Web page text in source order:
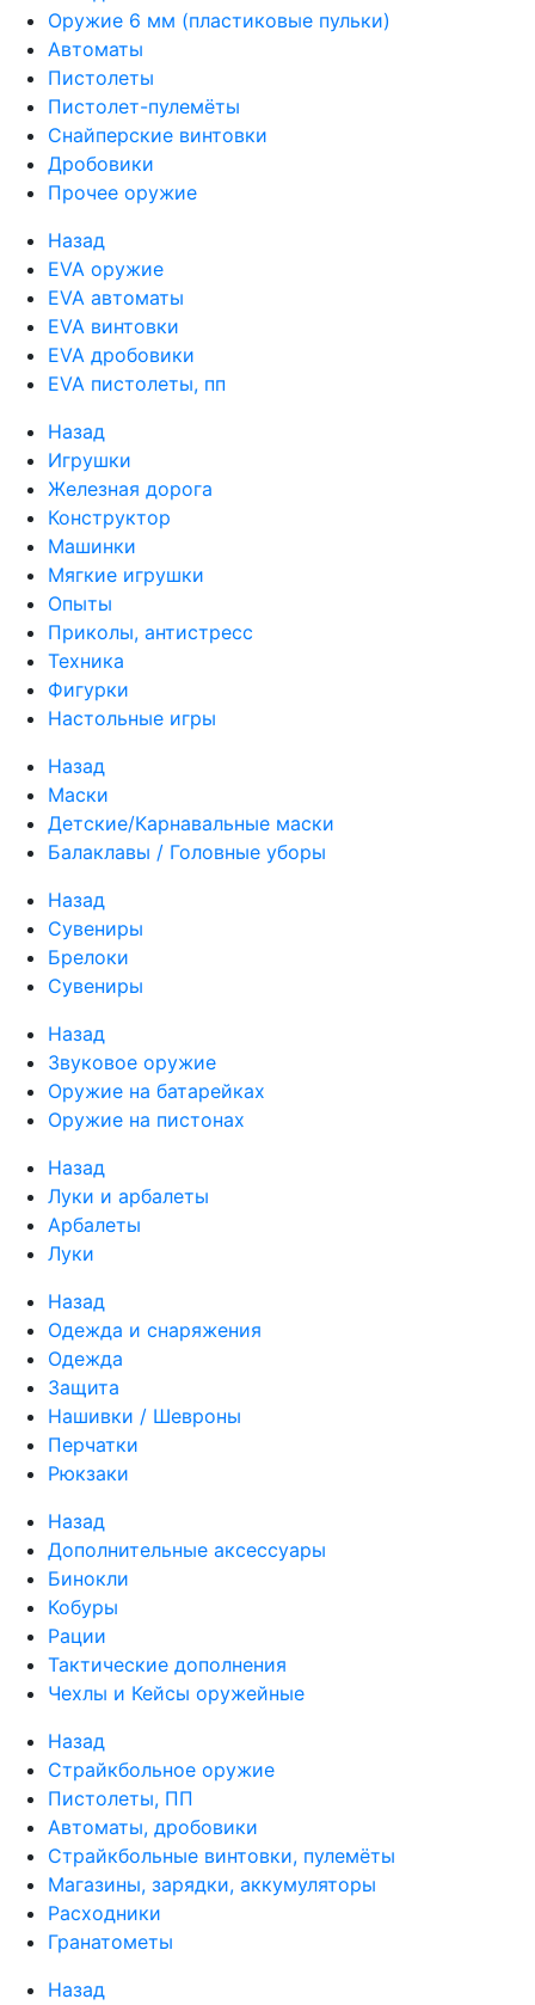
Оружие 6 мм (пластиковые пульки)
Автоматы
Пистолеты
Пистолет-пулемёты
Снайперские винтовки
Дробовики
Прочее оружие
Назад
EVA оружие
EVA автоматы
EVA винтовки
EVA дробовики
EVA пистолеты, пп
Назад
Игрушки
Железная дорога
Конструктор
Машинки
Мягкие игрушки
Опыты
Приколы, антистресс
Техника
Фигурки
Настольные игры
Назад
Маски
Детские/Карнавальные маски
Балаклавы / Головные уборы
Назад
Сувениры
Брелоки
Сувениры
Назад
Звуковое оружие
Оружие на батарейках
Оружие на пистонах
Назад
Луки и арбалеты
Арбалеты
Луки
Назад
Одежда и снаряжения
Одежда
Защита
Нашивки / Шевроны
Перчатки
Рюкзаки
Назад
Дополнительные аксессуары
Бинокли
Кобуры
Рации
Тактические дополнения
Чехлы и Кейсы оружейные
Назад
Страйкбольное оружие
Пистолеты, ПП
Автоматы, дробовики
Страйкбольные винтовки, пулемёты
Магазины, зарядки, аккумуляторы
Расходники
Гранатометы
Назад